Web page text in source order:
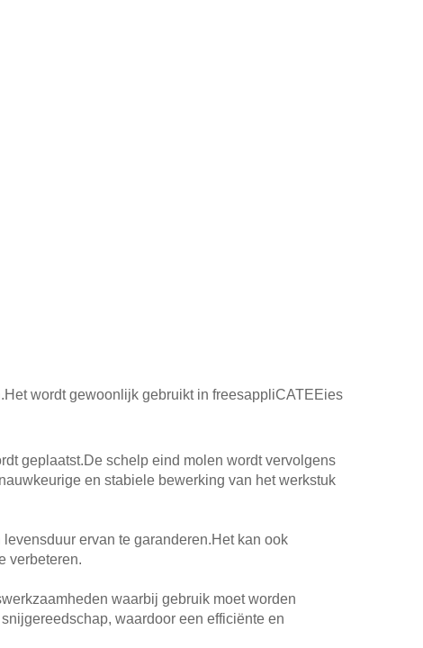
wordt gewoonlijk gebruikt in freesappliCATEEies
geplaatst.De schelp eind molen wordt vervolgens
en stabiele bewerking van het werkstuk
ervan te garanderen.Het kan ook
verbeteren.
waarbij gebruik moet worden
waardoor een efficiënte en